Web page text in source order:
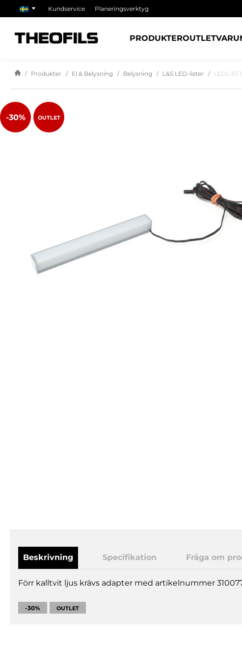
Kundservice Planeringsverktyg
PRODUKTEROUTLET
Produkter El & Belysning Belysning L&S LED-lister LEDLIST
-30% OUTLET
Beskrivning Specifikation Fråga om
Förr kalltvit ljus krävs adapter med artikelnummer
-30% OUTLET